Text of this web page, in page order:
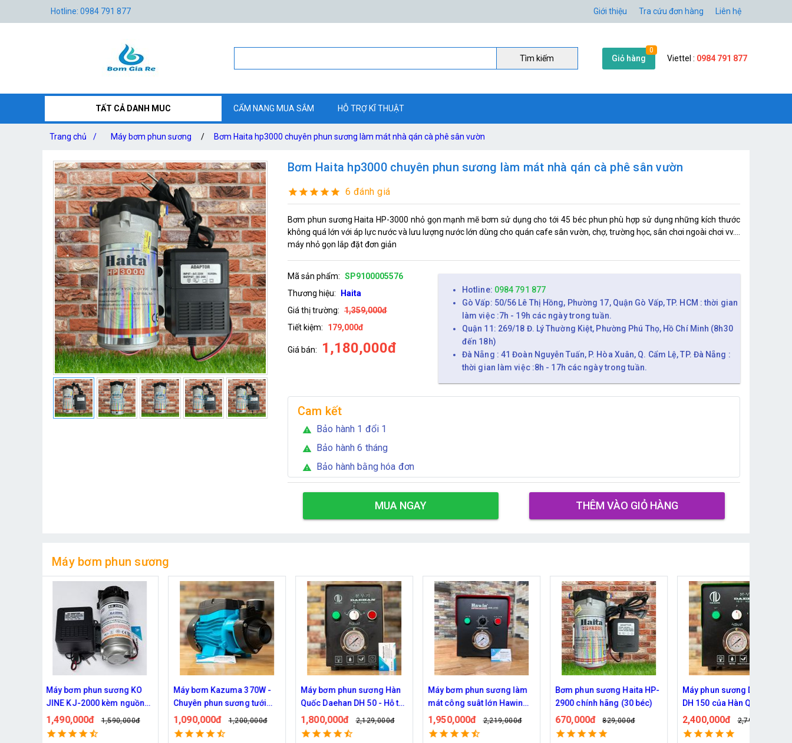
Hotline: 0984 791 877 Giới thiệu Tra cứu đơn hàng Liên hệ
Tìm kiếm Giỏ hàng
0
Viettel : 0984 791 877
TẤT CẢ DANH MUC CẨM NANG MUA SẮM HỖ TRỢ KĨ THUẬT
Trang chủ / Máy bơm phun sương / Bơm Haita hp3000 chuyên phun sương làm mát nhà qán cà phê sân vườn
Bơm Haita hp3000 chuyên phun sương làm mát nhà qán cà phê sân vườn
6 đánh giá
Bơm phun sương Haita HP-3000 nhỏ gọn mạnh mẽ bơm sử dụng cho tới 45 béc phun phù hợp sử dụng những kích thước
không quá lớn với áp lực nước và lưu lượng nước lớn dùng cho quán cafe sân vườn, chợ, trường học, sân chơi ngoài chơi vv....
máy nhỏ gọn lắp đặt đơn giản
Mã sản phẩm: SP9100005576
Thương hiệu:
Haita
Giá thị trường: 1,359,000đ
Tiết kiệm:
179,000đ
Giá bán: 1,180,000đ
Hotline: 0984 791 877
Gò Vấp: 50/56 Lê Thị Hồng, Phường 17, Quận Gò Vấp, TP. HCM : thời gian
làm việc :7h - 19h các ngày trong tuần.
Quận 11: 269/18 Đ. Lý Thường Kiệt, Phường Phú Thọ, Hồ Chí Minh (8h30
đến 18h)
Đà Nẵng : 41 Đoàn Nguyễn Tuấn, P. Hòa Xuân, Q. Cẩm Lệ, TP. Đà Nẵng :
thời gian làm việc :8h - 17h các ngày trong tuần.
Cam kết
warning Bảo hành 1 đổi 1
warning Bảo hành 6 tháng
warning Bảo hành bằng hóa đơn
MUA NGAY THÊM VÀO GIỎ HÀNG
Máy bơm phun sương
Máy bơm Kazuma 370W -
Chuyên phun sương tưới
cây
1,090,000đ 1,200,000đ
Máy bơm phun sương Hàn
Quốc Daehan DH 50 - Hỗ trợ
từ 30 đến 50 béc phun
1,800,000đ 2,129,000đ
Máy bơm phun sương làm
mát công suât lớn Hawin
FOG-2703 hỗ trợ 70 đầu
phun
1,950,000đ 2,219,000đ
Bơm phun sương Haita HP-
2900 chính hãng (30 béc)
670,000đ 829,000đ
Máy phun sương Daehan
DH 150 của Hàn Quốc
2,400,000đ 2,790,000đ
Bơm phun sương Daehan
DH 6017 hỗ trợ từ 5 - 20
690,000đ 800,000đ